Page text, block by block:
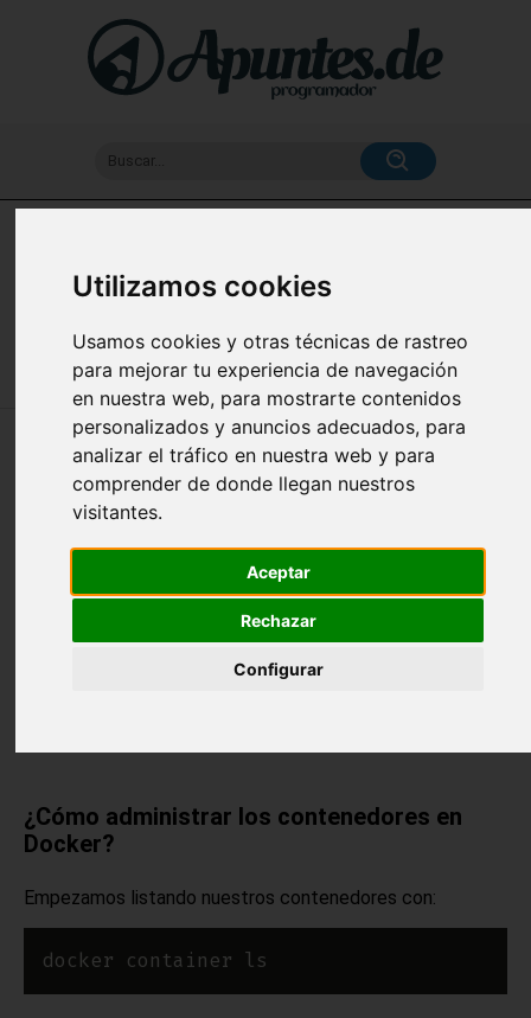
Utilizamos cookies
Usamos cookies y otras técnicas de rastreo
para mejorar tu experiencia de navegación
en nuestra web, para mostrarte contenidos
personalizados y anuncios adecuados, para
analizar el tráfico en nuestra web y para
comprender de donde llegan nuestros
visitantes.
Aceptar
Rechazar
Configurar
Buscar...
Apuntes de Docker (Certificación DCA) en español
🔥 ADMINISTRACIÓN EFECTIVA DE
CONTENEDORES: EJEMPLOS DE USO
¿Cómo administrar los contenedores en
Docker?
Empezamos listando nuestros contenedores con: